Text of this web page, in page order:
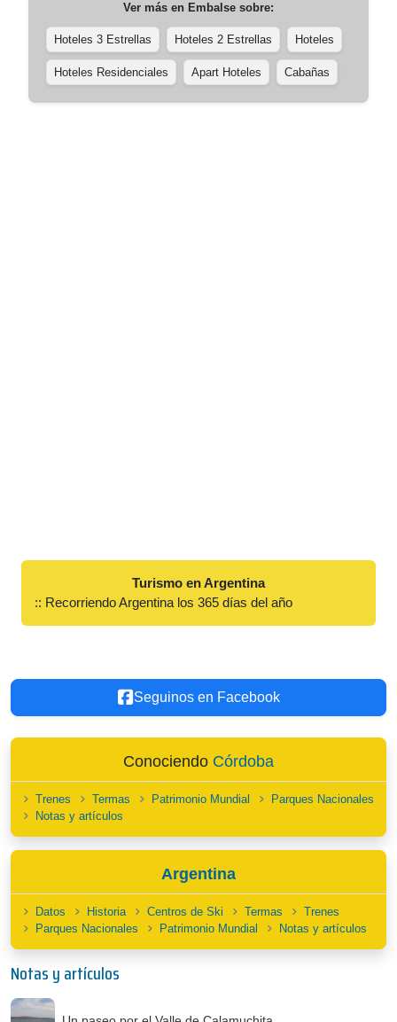
Ver más en Embalse sobre:
Hoteles 3 Estrellas Hoteles 2 Estrellas Hoteles
Hoteles Residenciales Apart Hoteles Cabañas
Turismo en Argentina
:: Recorriendo Argentina los 365 días del año
Seguinos en Facebook
Conociendo Córdoba
Trenes Termas Patrimonio Mundial
Parques Nacionales
Notas y artículos
Argentina
Datos Historia Centros de Ski Termas
Trenes
Parques Nacionales
Patrimonio Mundial Notas y artículos
Notas y artículos